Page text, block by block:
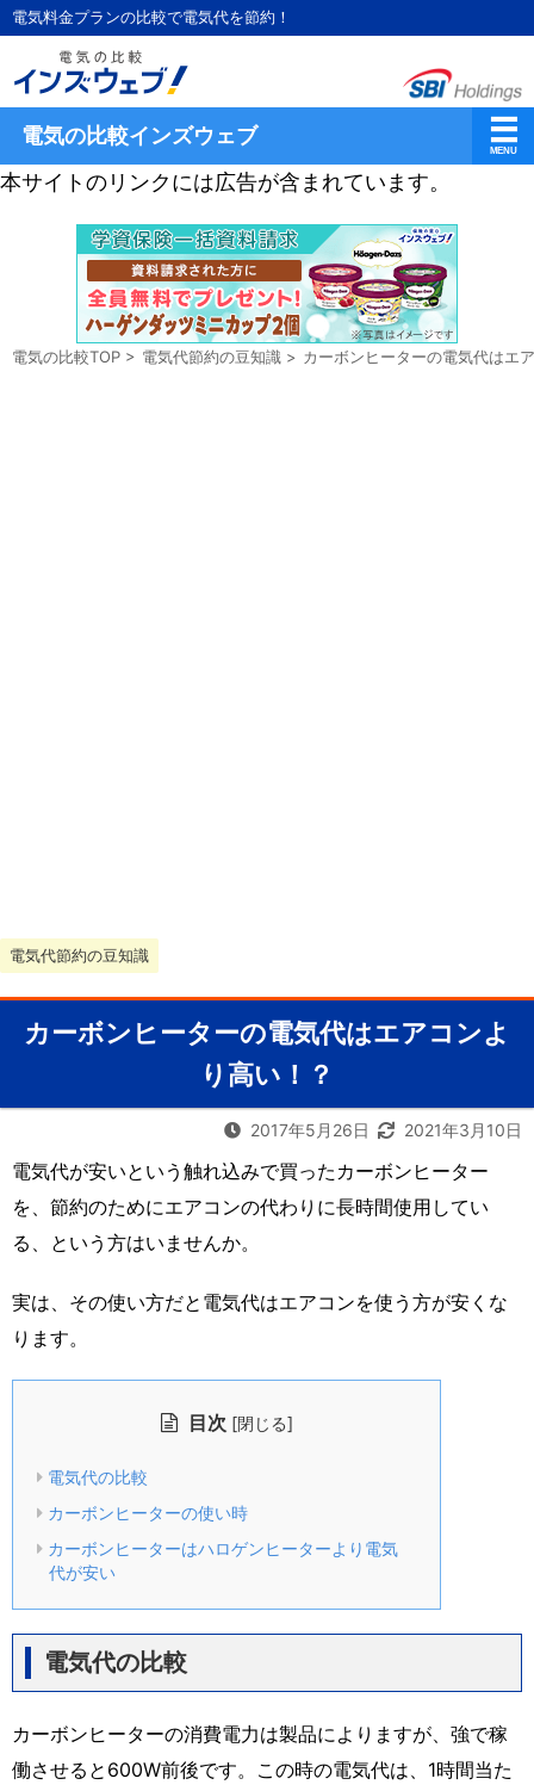
電気料金プランの比較で電気代を節約！
電気の比較インズウェブ
本サイトのリンクには広告が含まれています。
電気の比較TOP > 電気代節約の豆知識 > カーボンヒーターの電気代はエ
電気代節約の豆知識
カーボンヒーターの電気代はエアコンよ
り高い！？
2017年5月26日 2021年3月10日
電気代が安いという触れ込みで買ったカーボンヒーター
を、節約のためにエアコンの代わりに長時間使用してい
る、という方はいませんか。
実は、その使い方だと電気代はエアコンを使う方が安くな
ります。
目次 [閉じる]
電気代の比較
カーボンヒーターの使い時
カーボンヒーターはハロゲンヒーターより電気
代が安い
電気代の比較
カーボンヒーターの消費電力は製品によりますが、強で稼
働させると600W前後です。この時の電気代は、1時間当た